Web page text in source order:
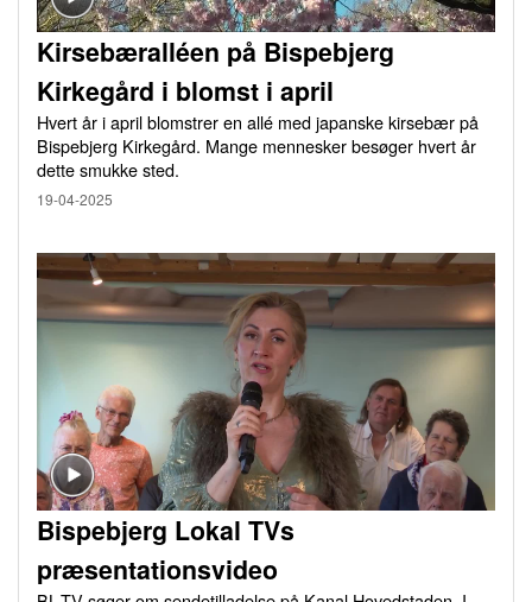
Kirsebæralléen på Bispebjerg
Kirkegård i blomst i april
Hvert år i april blomstrer en allé med japanske kirsebær på
Bispebjerg Kirkegård. Mange mennesker besøger hvert år
dette smukke sted.
19-04-2025
Bispebjerg Lokal TVs
præsentationsvideo